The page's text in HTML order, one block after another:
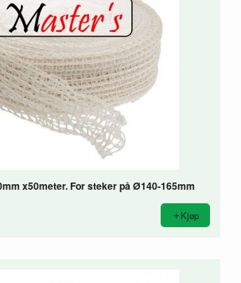
x50meter. For steker på Ø140-165mm
Kjøp